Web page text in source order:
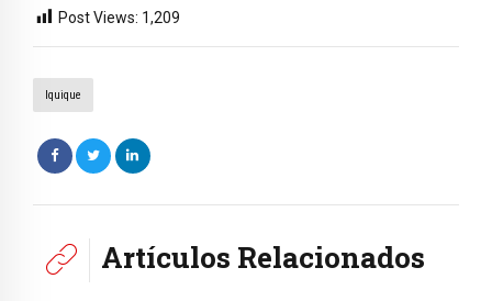
Post Views: 1,209
Iquique
Artículos Relacionados